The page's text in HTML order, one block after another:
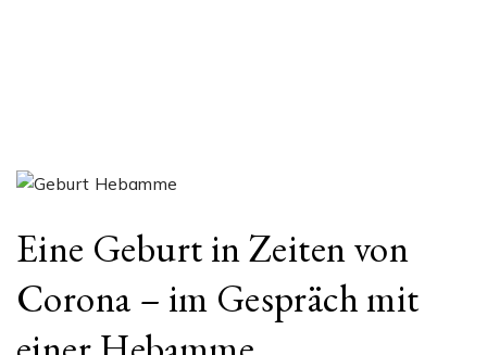
Eine Geburt in Zeiten von
Corona – im Gespräch mit